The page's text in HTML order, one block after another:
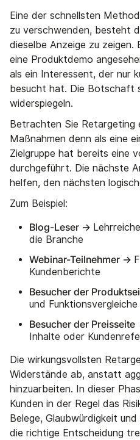
Eine der schnellsten
zu verschwenden, besteht
dieselbe Anzeige zu zeigen.
eine Produktdemo
als ein Interessent, der nur
besucht hat. Die Botschaft
widerspiegeln.
Betrachten Sie Retargeting
Maßnahmen denn als eine
Zielgruppe hat bereits eine
durchgeführt. Die nächste
helfen, den nächsten
Zum Beispiel:
Blog-Leser →
die Branche
Webinar-Teilnehmer →
Kundenberichte
Besucher der
und Funktionsvergleiche
Besucher der Preisseite
Inhalte oder
Die wirkungsvollsten
Widerstände ab, anstatt
hinzuarbeiten. In dieser
Kunden in der Regel das
Belege, Glaubwürdigkeit
die richtige Entscheidung